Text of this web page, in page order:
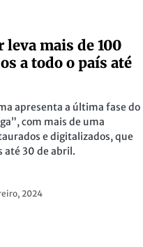
mais de 100
a todo o país até
apresenta a última fase do
com mais de uma
e digitalizados, que
até 30 de abril.
2024